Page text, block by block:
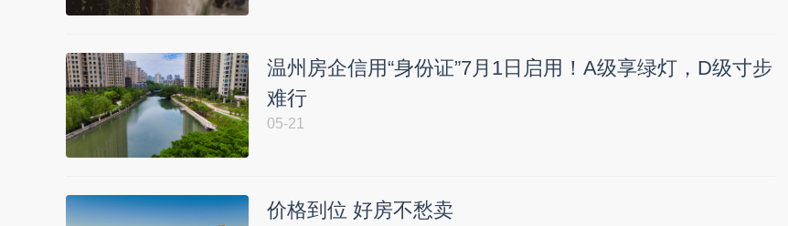
温州房企信用“身份证”7月1日启用！A级享绿灯，D级寸步
难行
05-21
价格到位 好房不愁卖